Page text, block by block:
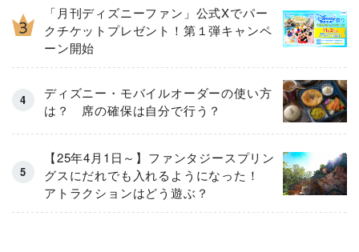
「月刊ディズニーファン」公式Xでパー
クチケットプレゼント！第１弾キャンペ
ーン開始
ディズニー・モバイルオーダーの使い方
は？ 席の確保は自分で行う？
【25年4月1日～】ファンタジースプリン
グスにだれでも入れるようになった！
アトラクションはどう遊ぶ？